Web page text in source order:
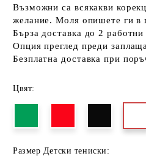
Възможни са всякакви
желание. Моля опишете ги в
Бърза доставка до 2
Опция преглед преди
Безплатна доставка при
Цвят:
Размер Детски тениски: